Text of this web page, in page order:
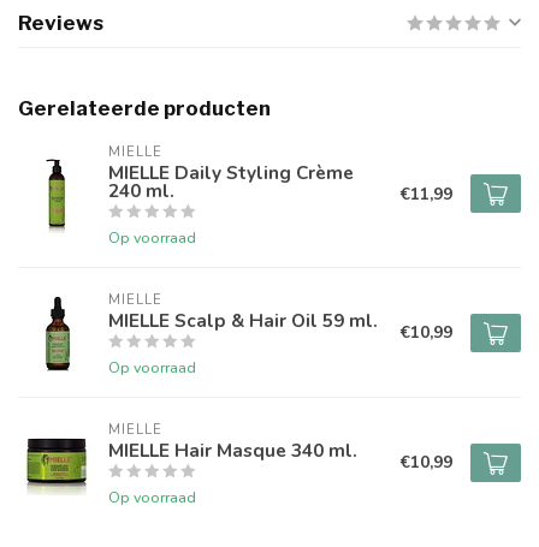
Reviews
Gerelateerde producten
MIELLE
MIELLE Daily Styling Crème
240 ml.
Op voorraad
€11,99
MIELLE
MIELLE Scalp & Hair Oil 59 ml.
Op voorraad
€10,99
MIELLE
MIELLE Hair Masque 340 ml.
Op voorraad
€10,99